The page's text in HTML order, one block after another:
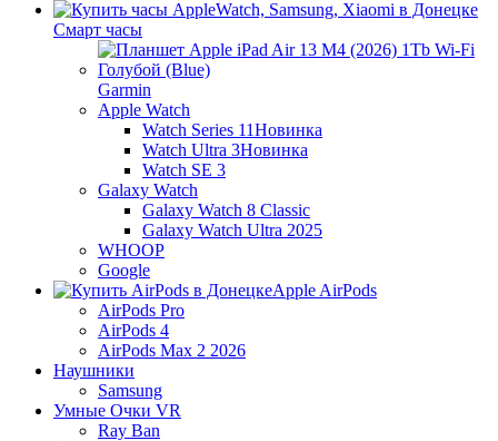
Смарт часы
Garmin
Apple Watch
Watch Series 11Новинка
Watch Ultra 3Новинка
Watch SE 3
Galaxy Watch
Galaxy Watch 8 Classic
Galaxy Watch Ultra 2025
WHOOP
Google
Apple AirPods
AirPods Pro
AirPods 4
AirPods Max 2 2026
Наушники
Samsung
Умные Очки VR
Ray Ban